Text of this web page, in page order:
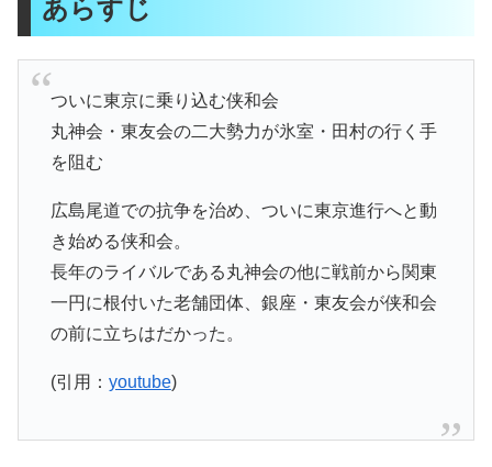
あらすじ
ついに東京に乗り込む侠和会
丸神会・東友会の二大勢力が氷室・田村の行く手
を阻む
広島尾道での抗争を治め、ついに東京進行へと動
き始める侠和会。
長年のライバルである丸神会の他に戦前から関東
一円に根付いた老舗団体、銀座・東友会が侠和会
の前に立ちはだかった。
(引用： youtube)